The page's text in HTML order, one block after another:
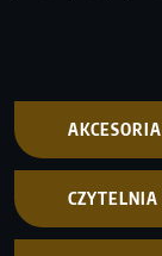
AKCESORIA
CZYTELNIA